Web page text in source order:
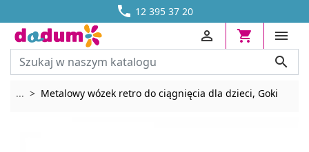
 12 395 37 20
DOSTAWA OD 13,70 ZŁ





... Rozwiń breadcrumbs
Metalowy wózek retro do ciągnięcia dla dzieci, Goki